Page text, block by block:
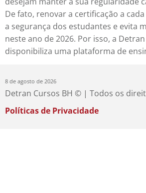
De fato, renovar a certificação a
a segurança dos estudantes e evita
neste ano de 2026. Por isso, a
disponibiliza uma plataforma de
8 de agosto de 2026
Detran Cursos BH © | Todos os
Políticas de Privacidade